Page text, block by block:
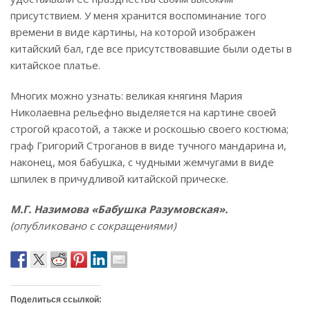
присутствием. У меня хранится воспоминание того
времени в виде картины, на которой изображен
китайский бал, где все присутствовавшие были одеты в
китайское платье.
Многих можно узнать: великая княгиня Мария
Николаевна рельефно выделяется на картине своей
строгой красотой, а также и роскошью своего костюма;
граф Григорий Строганов в виде тучного мандарина и,
наконец, моя бабушка, с чудными жемчугами в виде
шпилек в причудливой китайской прическе.
М.Г. Назимова «Бабушка Разумовская».
(опубликовано с сокращениями)
Поделиться ссылкой: